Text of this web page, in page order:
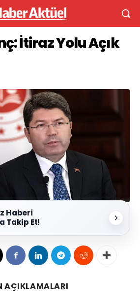
İtiraz Yolu Açık
Haberi
Takip Et!
AÇIKLAMALARI